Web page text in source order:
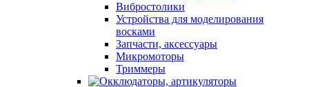
Вибростолики
Устройства для моделирования
восками
Запчасти, аксессуары
Микромоторы
Триммеры